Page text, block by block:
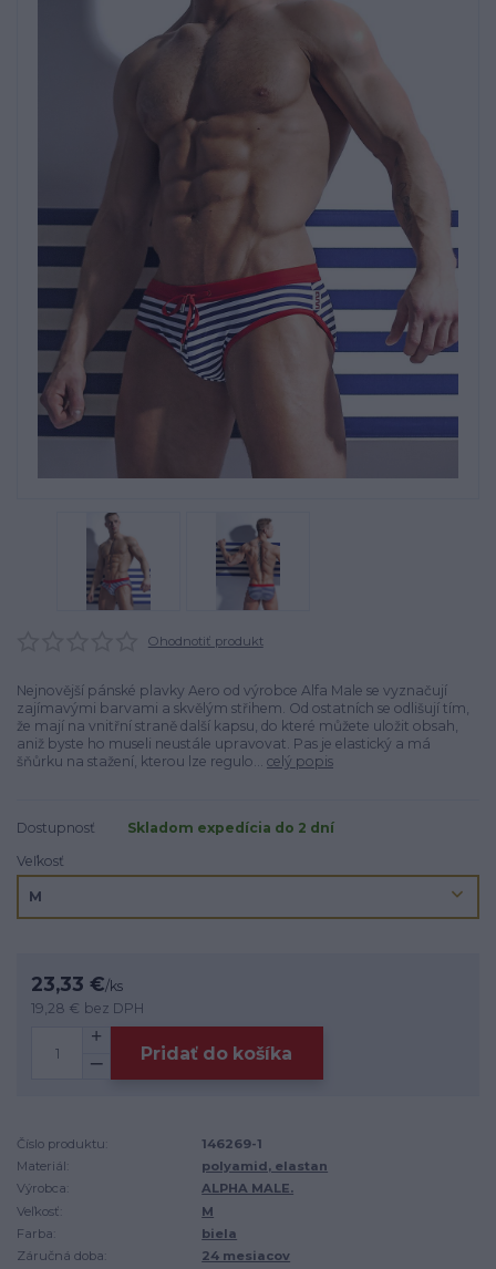
Ohodnotiť produkt
Nejnovější pánské plavky Aero od výrobce Alfa Male se vyznačují
zajímavými barvami a skvělým střihem. Od ostatních se odlišují tím,
že mají na vnitřní straně další kapsu, do které můžete uložit obsah,
aniž byste ho museli neustále upravovat. Pas je elastický a má
šňůrku na stažení, kterou lze regulo... celý popis
Dostupnosť
Skladom expedícia do 2 dní
Veľkosť
23,33 €/ks
19,28 € bez DPH
Pridať do košíka
Číslo produktu:
146269-1
Materiál:
polyamid, elastan
Výrobca:
ALPHA MALE.
Veľkosť:
M
Farba:
biela
Záručná doba:
24 mesiacov